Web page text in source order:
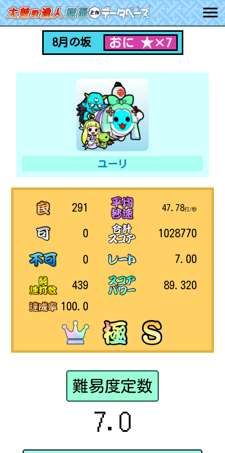
8月の坂 おに ★×7
ユーリ
291
0
0
439
100.0
47.78打/秒
1028770
7.00
89.320
難易度定数
7.0